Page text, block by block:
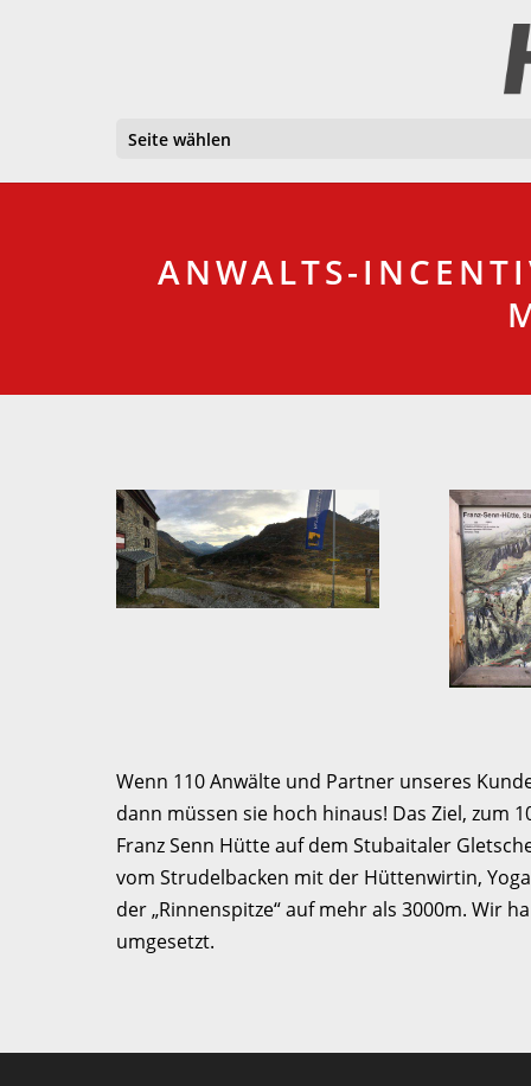
Seite wählen
ANWALTS-
Wenn 110 Anwälte und Partner unseres
dann müssen sie hoch hinaus! Das Ziel, zum
Franz Senn Hütte auf dem Stubaitaler
vom Strudelbacken mit der Hüttenwirtin,
der „Rinnenspitze“ auf mehr als 3000m. Wir
umgesetzt.